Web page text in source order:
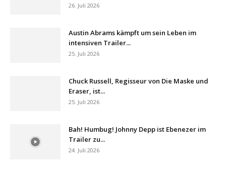
26. Juli 2026
Austin Abrams kämpft um sein Leben im
intensiven Trailer...
25. Juli 2026
Chuck Russell, Regisseur von Die Maske und
Eraser, ist...
25. Juli 2026
Bah! Humbug! Johnny Depp ist Ebenezer im
Trailer zu...
24. Juli 2026